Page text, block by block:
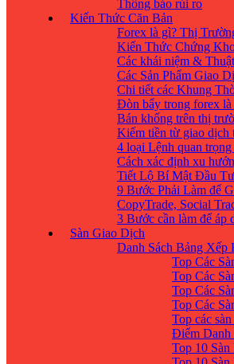
Thông báo rủi ro
Kiến Thức Căn Bản
Forex là gì? Thị
Kiến Thức Chứng
Các khái niệm &
Các Sản Phẩm Giao
Chi tiết các Khung
Đòn bẩy trong forex là
Bán khống trên thị
Kiếm tiền từ giao dịch
4 loại Lệnh quan
Cách xác định xu
Tiết Lộ Bí Mật Đầu
9 Bước Phải Làm để
CopyTrade, Social
3 Bước cần làm để áp
Sàn Giao Dịch
Danh Sách Bảng Xếp
Top Các
Top Các
Top Các
Top Các
Top các
Điểm Danh
Top 10